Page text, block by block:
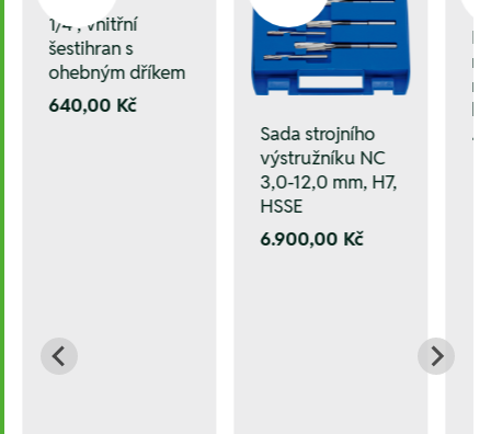
1/4", vnitřní
šestihran s
ohebným dříkem
640,00 Kč
Sada strojního
výstružníku NC
3,0-12,0 mm, H7,
HSSE
6.900,00 Kč